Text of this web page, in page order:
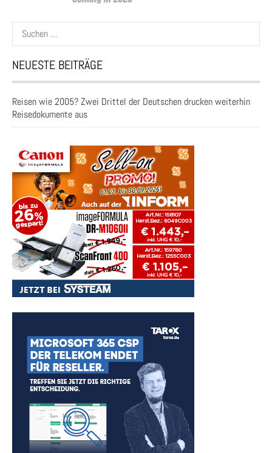
Suchen
nach:
NEUESTE BEITRÄGE
Reisen wie 2005? Zwei Drittel der Deutschen drucken weiterhin
Reisedokumente aus